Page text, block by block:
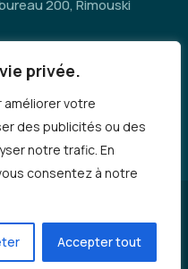
privée.
améliorer votre
des publicités ou des
notre trafic. En
consentez à notre
Accepter tout
200, Rimouski
Neigette |Politique de